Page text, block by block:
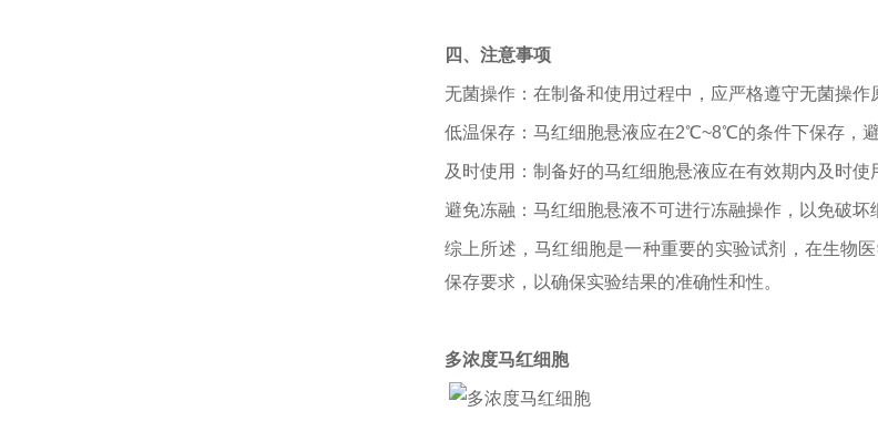
四、注意事项
无菌操作：在制备和使用过程中，应严格遵守无菌操作
低温保存： 马红细胞悬液应在2℃~8℃的条件下保存，
及时使用：制备好的马红细胞悬液应在有效期内及时使
避免冻融： 马红细胞悬液不可进行冻融操作，以免破坏
综上所述，马红细胞是一种重要的实验试剂，在生物
保存要求，以确保实验结果的准确性和性。
多浓度马红细胞